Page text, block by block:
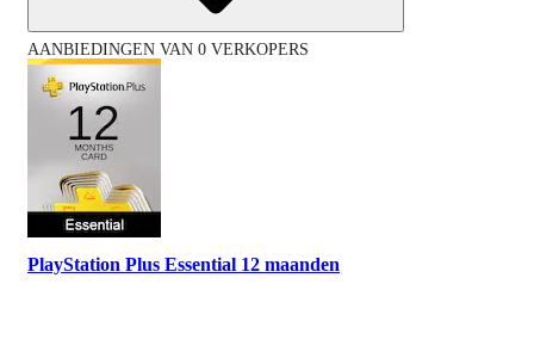
AANBIEDINGEN VAN 0 VERKOPERS
PlayStation Plus Essential 12 maanden